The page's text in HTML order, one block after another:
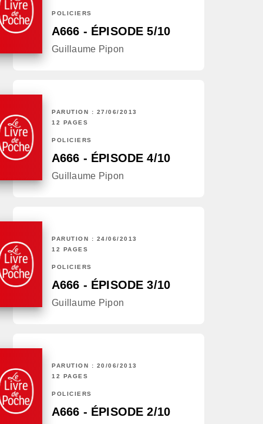
POLICIERS
A666 - ÉPISODE 5/10
Guillaume Pipon
PARUTION : 27/06/2013
12 PAGES
POLICIERS
A666 - ÉPISODE 4/10
Guillaume Pipon
PARUTION : 24/06/2013
12 PAGES
POLICIERS
A666 - ÉPISODE 3/10
Guillaume Pipon
PARUTION : 20/06/2013
12 PAGES
POLICIERS
A666 - ÉPISODE 2/10